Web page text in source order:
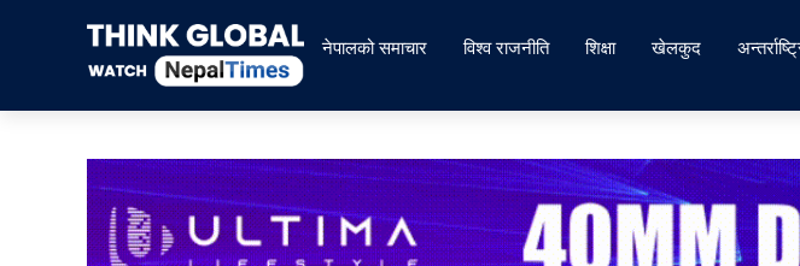
नेपालको समाचार विश्व राजनीति शिक्षा खेलकुद